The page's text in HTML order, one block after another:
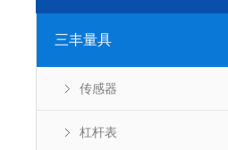
三丰量具
传感器
杠杆表